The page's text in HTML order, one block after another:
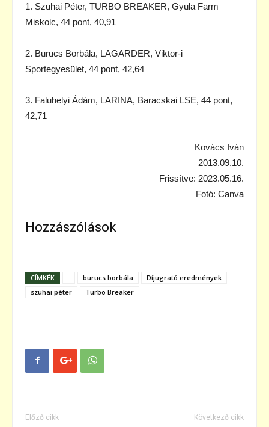
1. Szuhai Péter, TURBO BREAKER, Gyula Farm
Miskolc, 44 pont, 40,91
2. Burucs Borbála, LAGARDER, Viktor-i
Sportegyesület, 44 pont, 42,64
3. Faluhelyi Ádám, LARINA, Baracskai LSE, 44 pont,
42,71
Kovács Iván
2013.09.10.
Frissítve: 2023.05.16.
Fotó: Canva
Hozzászólások
CÍMKÉK burucs borbála
Díjugrató eredmények
szuhai péter
Turbo Breaker
Előző cikk Következő cikk